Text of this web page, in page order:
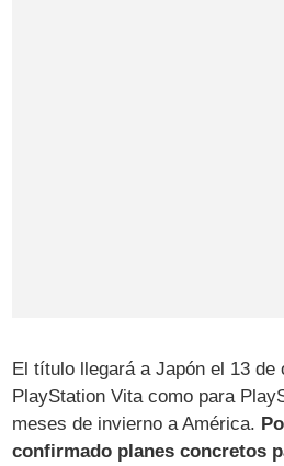
El título llegará a Japón el 13 de
PlayStation Vita como para
meses de invierno a América.
confirmado planes concretos